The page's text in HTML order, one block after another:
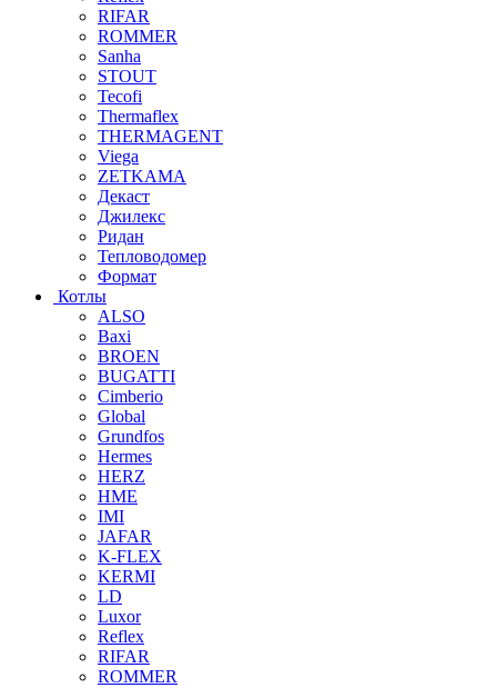
RIFAR
ROMMER
Sanha
STOUT
Tecofi
Thermaflex
THERMAGENT
Viega
ZETKAMA
Декаст
Джилекс
Ридан
Тепловодомер
Формат
Котлы
ALSO
Baxi
BROEN
BUGATTI
Cimberio
Global
Grundfos
Hermes
HERZ
HME
IMI
JAFAR
K-FLEX
KERMI
LD
Luxor
Reflex
RIFAR
ROMMER